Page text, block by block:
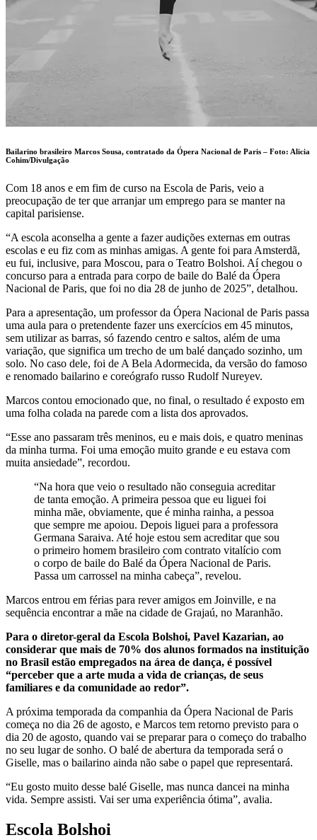
Bailarino brasileiro Marcos Sousa, contratado da Ópera Nacional de Paris – Foto: Alicia
Cohim/Divulgação
Com 18 anos e em fim de curso na Escola de Paris, veio a
preocupação de ter que arranjar um emprego para se manter na
capital parisiense.
“A escola aconselha a gente a fazer audições externas em outras
escolas e eu fiz com as minhas amigas. A gente foi para Amsterdã,
eu fui, inclusive, para Moscou, para o Teatro Bolshoi. Aí chegou o
concurso para a entrada para corpo de baile do Balé da Ópera
Nacional de Paris, que foi no dia 28 de junho de 2025”, detalhou.
Para a apresentação, um professor da Ópera Nacional de Paris passa
uma aula para o pretendente fazer uns exercícios em 45 minutos,
sem utilizar as barras, só fazendo centro e saltos, além de uma
variação, que significa um trecho de um balé dançado sozinho, um
solo. No caso dele, foi de A Bela Adormecida, da versão do famoso
e renomado bailarino e coreógrafo russo Rudolf Nureyev.
Marcos contou emocionado que, no final, o resultado é exposto em
uma folha colada na parede com a lista dos aprovados.
“Esse ano passaram três meninos, eu e mais dois, e quatro meninas
da minha turma. Foi uma emoção muito grande e eu estava com
muita ansiedade”, recordou.
“Na hora que veio o resultado não conseguia acreditar
de tanta emoção. A primeira pessoa que eu liguei foi
minha mãe, obviamente, que é minha rainha, a pessoa
que sempre me apoiou. Depois liguei para a professora
Germana Saraiva. Até hoje estou sem acreditar que sou
o primeiro homem brasileiro com contrato vitalício com
o corpo de baile do Balé da Ópera Nacional de Paris.
Passa um carrossel na minha cabeça”, revelou.
Marcos entrou em férias para rever amigos em Joinville, e na
sequência encontrar a mãe na cidade de Grajaú, no Maranhão.
Para o diretor-geral da Escola Bolshoi, Pavel Kazarian, ao
considerar que mais de 70% dos alunos formados na instituição
no Brasil estão empregados na área de dança, é possível
“perceber que a arte muda a vida de crianças, de seus
familiares e da comunidade ao redor”.
A próxima temporada da companhia da Ópera Nacional de Paris
começa no dia 26 de agosto, e Marcos tem retorno previsto para o
dia 20 de agosto, quando vai se preparar para o começo do trabalho
no seu lugar de sonho. O balé de abertura da temporada será o
Giselle, mas o bailarino ainda não sabe o papel que representará.
“Eu gosto muito desse balé Giselle, mas nunca dancei na minha
vida. Sempre assisti. Vai ser uma experiência ótima”, avalia.
Escola Bolshoi